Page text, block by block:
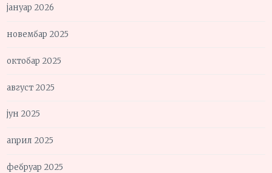
јануар 2026
новембар 2025
октобар 2025
август 2025
јун 2025
април 2025
фебруар 2025